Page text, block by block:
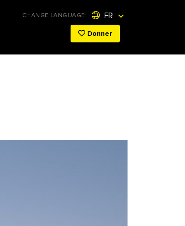
CHANGE LANGUAGE: FR
Donner